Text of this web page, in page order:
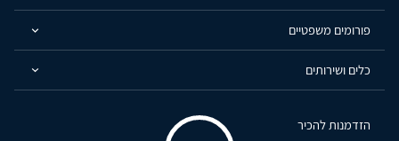
פורומים משפטיים
כלים ושירותים
הזדמנות להכיר